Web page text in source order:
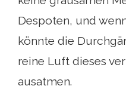
Despoten, und
könnte die
reine Luft dieses
ausatmen.